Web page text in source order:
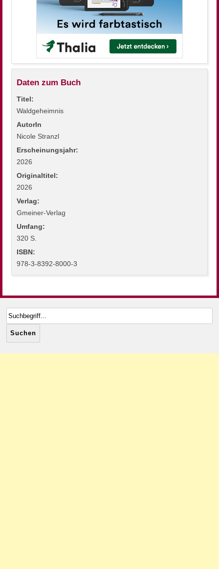
Daten zum Buch
Titel:
Waldgeheimnis
AutorIn
Nicole Stranzl
Erscheinungsjahr:
2026
Originaltitel:
2026
Verlag:
Gmeiner-Verlag
Umfang:
320 S.
ISBN:
978-3-8392-8000-3